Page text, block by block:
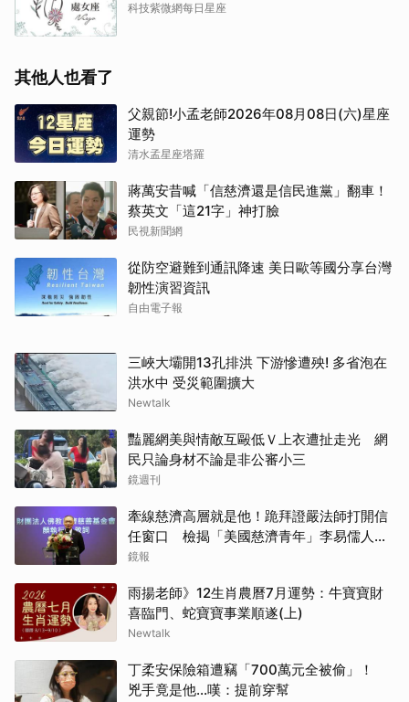
科技紫微網每日星座
其他人也看了
父親節!小孟老師2026年08月08日(六)星座
運勢
清水孟星座塔羅
蔣萬安昔喊「信慈濟還是信民進黨」翻車！
蔡英文「這21字」神打臉
民視新聞網
從防空避難到通訊降速 美日歐等國分享台灣
韌性演習資訊
自由電子報
三峽大壩開13孔排洪 下游慘遭殃! 多省泡在
洪水中 受災範圍擴大
Newtalk
豔麗網美與情敵互毆低Ｖ上衣遭扯走光 網
民只論身材不論是非公審小三
鏡週刊
牽線慈濟高層就是他！跪拜證嚴法師打開信
任窗口 檢揭「美國慈濟青年」李易儒人脈
網絡
鏡報
雨揚老師》12生肖農曆7月運勢：牛寶寶財
喜臨門、蛇寶寶事業順遂(上)
Newtalk
丁柔安保險箱遭竊「700萬元全被偷」！
兇手竟是他...嘆：提前穿幫